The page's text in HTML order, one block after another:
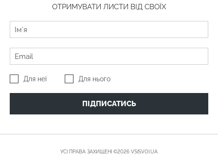
ОТРИМУВАТИ ЛИСТИ ВІД СВОЇХ
Для неї Для нього
ПІДПИСАТИСЬ
УСІ ПРАВА ЗАХИЩЕНІ ©2026 VSISVOI.UA